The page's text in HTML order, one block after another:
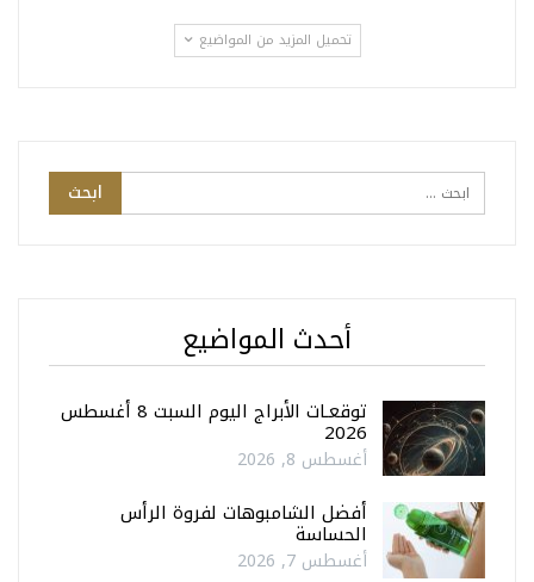
تحميل المزيد من المواضيع
أحدث المواضيع
توقعـات الأبراج اليوم السبت 8 أغسطس
2026
أغسطس 8, 2026
أفضل الشامبوهات لفروة الرأس
الحساسة
أغسطس 7, 2026